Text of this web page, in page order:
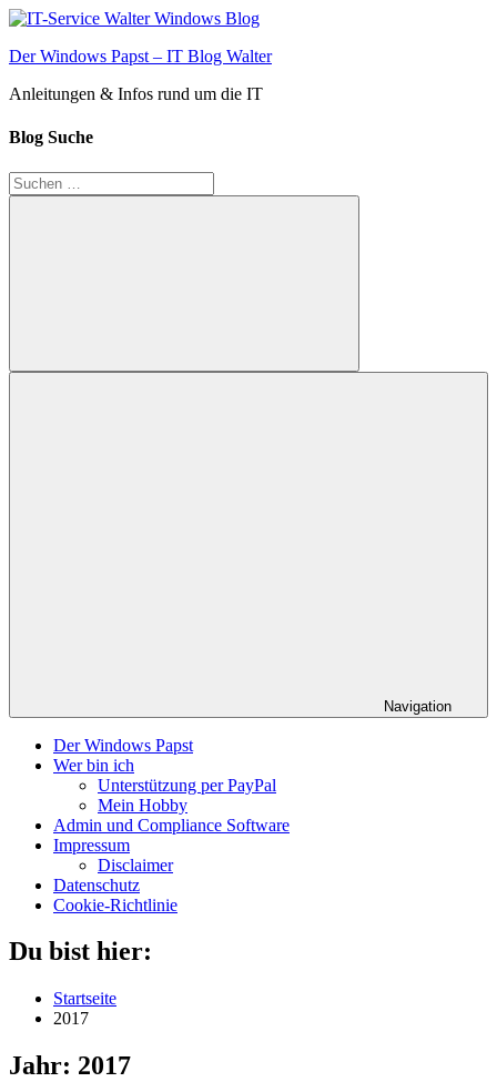
Zum
springen
Der Windows Papst – IT Blog Walter
Anleitungen & Infos rund um die IT
Blog Suche
Suchen
nach:
Suchen
Navigation
Der Windows Papst
Wer bin ich
Unterstützung per PayPal
Mein Hobby
Admin und Compliance Software
Impressum
Disclaimer
Datenschutz
Cookie-Richtlinie
Du bist hier:
Startseite
2017
Jahr: 2017